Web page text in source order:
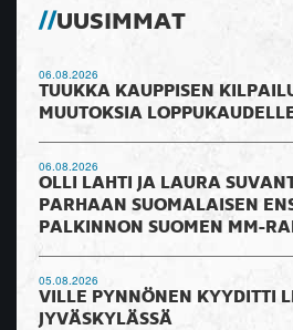
UUSIMMAT
06.08.2026
TUUKKA KAUPPISEN
MUUTOKSIA
06.08.2026
OLLI LAHTI JA LAURA
PARHAAN SUOMALAISEN
PALKINNON SUOMEN MM-
05.08.2026
VILLE PYNNÖNEN KYYDITTI
JYVÄSKYLÄSSÄ